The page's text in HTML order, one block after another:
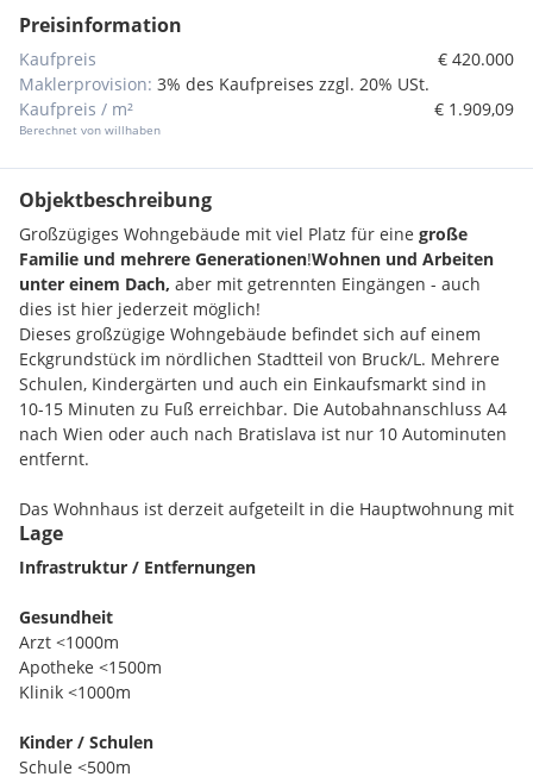
Preisinformation
Kaufpreis
€ 420.000
Maklerprovision: 3% des Kaufpreises zzgl. 20% USt.
Kaufpreis / m²
Berechnet von willhaben
€ 1.909,09
Objektbeschreibung
Großzügiges Wohngebäude mit viel Platz für eine große
Familie und mehrere Generationen!Wohnen und Arbeiten
unter einem Dach, aber mit getrennten Eingängen - auch
dies ist hier jederzeit möglich!
Dieses großzügige Wohngebäude befindet sich auf einem
Eckgrundstück im nördlichen Stadtteil von Bruck/L. Mehrere
Schulen, Kindergärten und auch ein Einkaufsmarkt sind in
10-15 Minuten zu Fuß erreichbar. Die Autobahnanschluss A4
nach Wien oder auch nach Bratislava ist nur 10 Autominuten
entfernt.
Das Wohnhaus ist derzeit aufgeteilt in die Hauptwohnung mit
ca.190m² und eine extra von außen zu begehende
Einliegewohnung mit ca. 32m². Für ein Arbeiten von zu Hause
steht somit ein Büro, extra von außen zu begehen, oder auch
ein eigener Therapieraum mit Dusche und WC zur
Verfügung. Die Einliegerwohnung bietet sich auch als kleine
eigenständige Wohnung für die Großeltern oder ein bereits
eigenständiges Kind an. Beide Wohnungen sind auch sehr
Eine ehemalige Verbindungstüre wurde mit Rigipsplatten
verschlossenen und kann leicht wieder geöffnet werden. Im
Lage
Infrastruktur / Entfernungen
Gesundheit
Arzt <1000m
Apotheke <1500m
Klinik <1000m
Kinder / Schulen
Schule <500m